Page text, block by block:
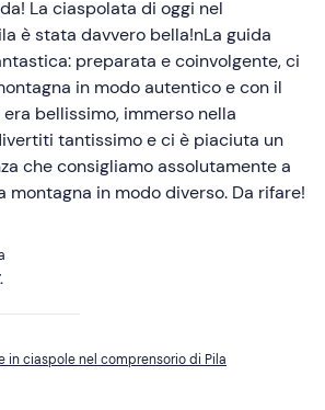
La ciaspolata di oggi nel
è stata davvero bella!nLa guida
preparata e coinvolgente, ci
in modo autentico e con il
bellissimo, immerso nella
tantissimo e ci è piaciuta un
che consigliamo assolutamente a
montagna in modo diverso. Da rifare!
in ciaspole nel comprensorio di Pila